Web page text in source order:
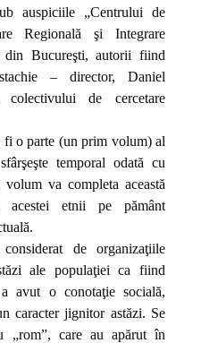
auspiciile „Centrului de
Regională şi Integrare
din Bucureşti, autorii fiind
– director, Daniel
de cercetare
fi o parte (un prim volum) al
temporal odată cu
va completa această
acestei etnii pe pământ
de organizaţiile
ale populaţiei ca fiind
avut o conotaţie socială,
caracter jignitor astăzi. Se
„rom”, care au apărut în